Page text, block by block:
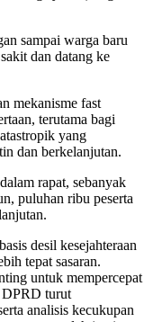
sampai warga baru
dan datang ke
mekanisme fast
terutama bagi
yang
dan berkelanjutan.
rapat, sebanyak
puluhan ribu peserta
desil kesejahteraan
tepat sasaran.
untuk mempercepat
DPRD turut
analisis kecukupan